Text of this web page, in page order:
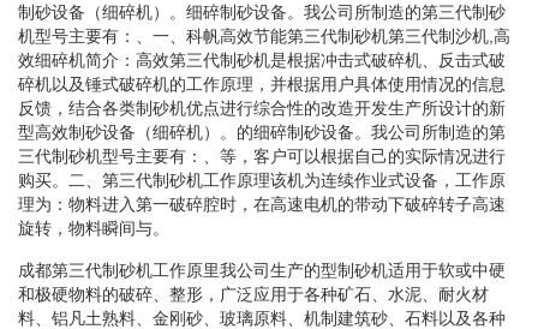
制砂设备（细碎机）。细碎制砂设备。我公司所制造的第三代制砂
机型号主要有：、一、科帆高效节能第三代制砂机第三代制沙机,高
效细碎机简介：高效第三代制砂机是根据冲击式破碎机、反击式破
碎机以及锤式破碎机的工作原理，并根据用户具体使用情况的信息
反馈，结合各类制砂机优点进行综合性的改造开发生产所设计的新
型高效制砂设备（细碎机）。的细碎制砂设备。我公司所制造的第
三代制砂机型号主要有：、等，客户可以根据自己的实际情况进行
购买。二、第三代制砂机工作原理该机为连续作业式设备，工作原
理为：物料进入第一破碎腔时，在高速电机的带动下破碎转子高速
旋转，物料瞬间与。
成都第三代制砂机工作原里我公司生产的型制砂机适用于软或中硬
和极硬物料的破碎、整形，广泛应用于各种矿石、水泥、耐火材
料、铝凡土熟料、金刚砂、玻璃原料、机制建筑砂、石料以及各种